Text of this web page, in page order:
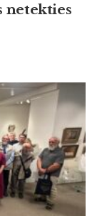
netekties